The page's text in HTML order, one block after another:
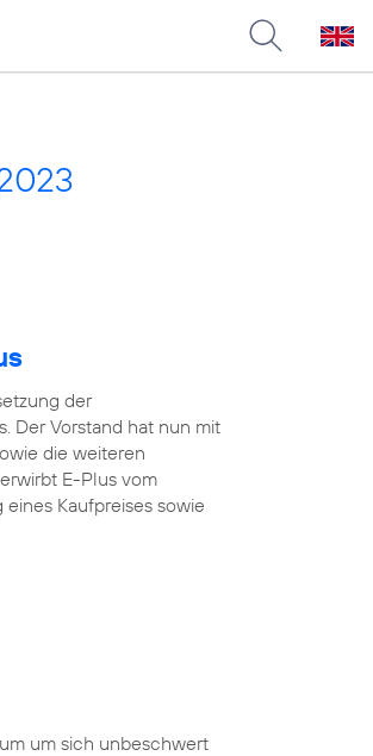
der
Der Vorstand hat nun mit
die weiteren
E-Plus vom
Kaufpreises sowie
um sich unbeschwert